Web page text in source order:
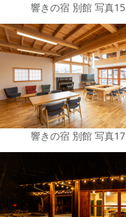
響きの宿 別館 写真15
響きの宿 別館 写真17